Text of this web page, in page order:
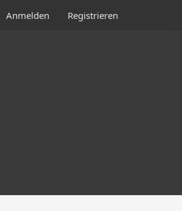
Anmelden Registrieren